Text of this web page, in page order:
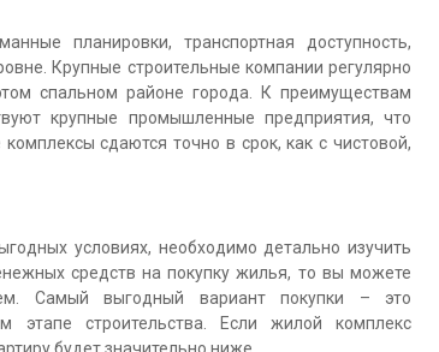
планировки, транспортная доступность,
Крупные строительные компании регулярно
спальном районе города. К преимуществам
крупные промышленные предприятия, что
сдаются точно в срок, как с чистовой,
условиях, необходимо детально изучить
средств на покупку жилья, то вы можете
Самый выгодный вариант покупки – это
этапе строительства. Если жилой комплекс
будет значительно ниже.